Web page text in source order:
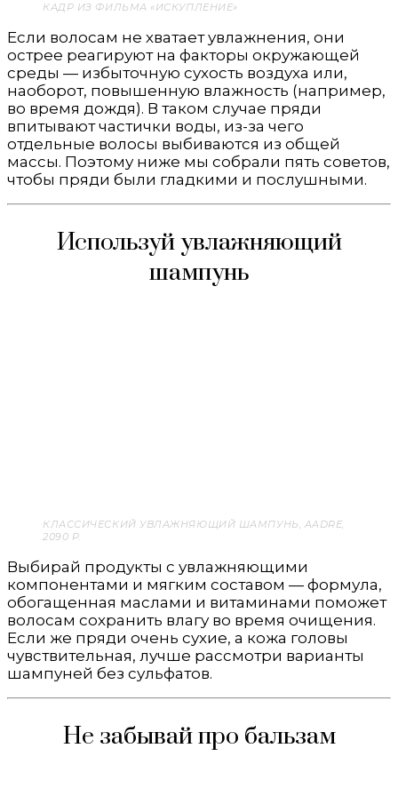
КАДР ИЗ ФИЛЬМА «ИСКУПЛЕНИЕ»
Если волосам не хватает увлажнения, они
острее реагируют на факторы окружающей
среды — избыточную сухость воздуха или,
наоборот, повышенную влажность (например,
во время дождя). В таком случае пряди
впитывают частички воды, из-за чего
отдельные волосы выбиваются из общей
массы. Поэтому ниже мы собрали пять советов,
чтобы пряди были гладкими и послушными.
Используй увлажняющий
шампунь
КЛАССИЧЕСКИЙ УВЛАЖНЯЮЩИЙ ШАМПУНЬ, AADRE,
2090 P.
Выбирай продукты с увлажняющими
компонентами и мягким составом — формула,
обогащенная маслами и витаминами поможет
волосам сохранить влагу во время очищения.
Если же пряди очень сухие, а кожа головы
чувствительная, лучше рассмотри варианты
шампуней без сульфатов.
Не забывай про бальзам